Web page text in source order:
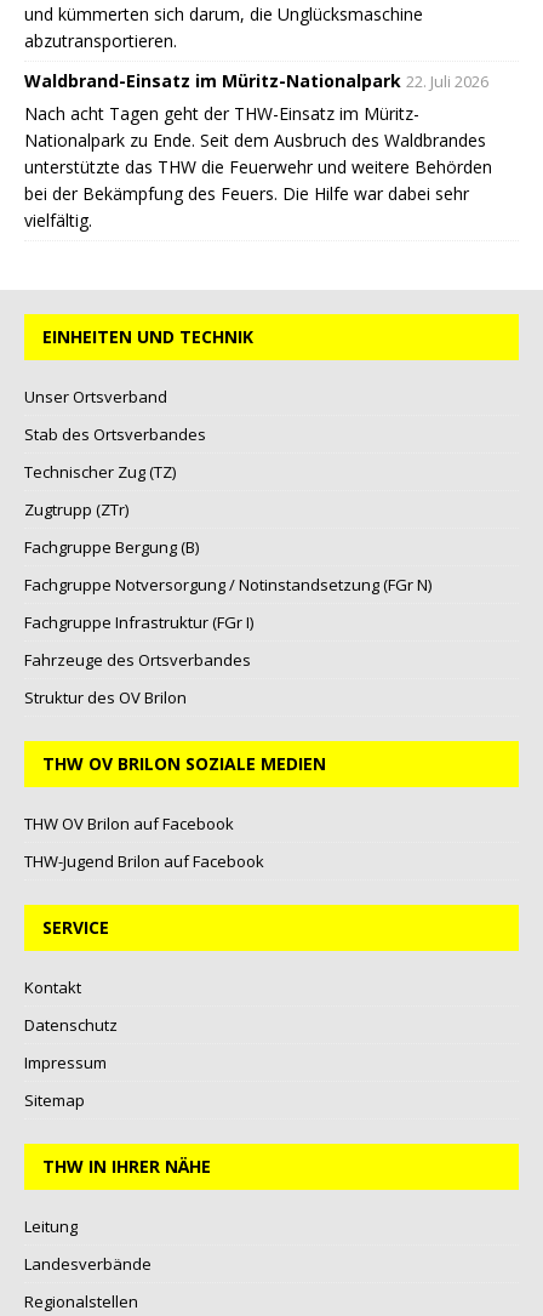
und kümmerten sich darum, die Unglücksmaschine
abzutransportieren.
Waldbrand-Einsatz im Müritz-Nationalpark 22. Juli 2026
Nach acht Tagen geht der THW-Einsatz im Müritz-
Nationalpark zu Ende. Seit dem Ausbruch des Waldbrandes
unterstützte das THW die Feuerwehr und weitere Behörden
bei der Bekämpfung des Feuers. Die Hilfe war dabei sehr
vielfältig.
EINHEITEN UND TECHNIK
Unser Ortsverband
Stab des Ortsverbandes
Technischer Zug (TZ)
Zugtrupp (ZTr)
Fachgruppe Bergung (B)
Fachgruppe Notversorgung / Notinstandsetzung (FGr N)
Fachgruppe Infrastruktur (FGr I)
Fahrzeuge des Ortsverbandes
Struktur des OV Brilon
THW OV BRILON SOZIALE MEDIEN
THW OV Brilon auf Facebook
THW-Jugend Brilon auf Facebook
SERVICE
Kontakt
Datenschutz
Impressum
Sitemap
THW IN IHRER NÄHE
Leitung
Landesverbände
Regionalstellen